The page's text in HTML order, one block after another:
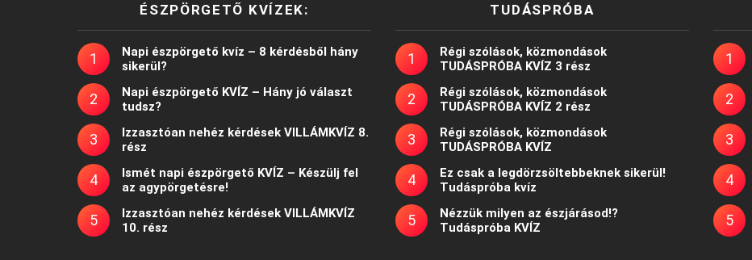
ÉSZPÖRGETŐ KVÍZEK:
Napi észpörgető kvíz – 8 kérdésből hány
sikerül?
Napi észpörgető KVÍZ – Hány jó választ
tudsz?
Izzasztóan nehéz kérdések VILLÁMKVÍZ 8.
rész
Ismét napi észpörgető KVÍZ – Készülj fel
az agypörgetésre!
Izzasztóan nehéz kérdések VILLÁMKVÍZ
10. rész
TUDÁSPRÓBA
Régi szólások, közmondások
TUDÁSPRÓBA KVÍZ 3 rész
Régi szólások, közmondások
TUDÁSPRÓBA KVÍZ 2 rész
Régi szólások, közmondások
TUDÁSPRÓBA KVÍZ
Ez csak a legdörzsöltebbeknek sikerül!
Tudáspróba kvíz
Nézzük milyen az észjárásod!?
Tudáspróba KVÍZ